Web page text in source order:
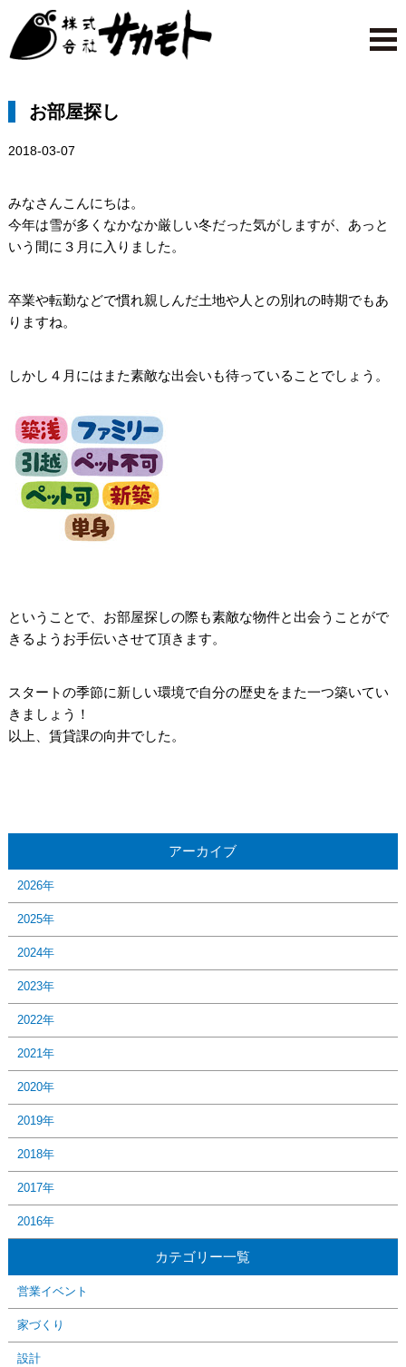
お部屋探し
2018-03-07
みなさんこんにちは。
今年は雪が多くなかなか厳しい冬だった気がしますが、あっと
いう間に３月に入りました。
卒業や転勤などで慣れ親しんだ土地や人との別れの時期でもあ
りますね。
しかし４月にはまた素敵な出会いも待っていることでしょう。
ということで、お部屋探しの際も素敵な物件と出会うことがで
きるようお手伝いさせて頂きます。
スタートの季節に新しい環境で自分の歴史をまた一つ築いてい
きましょう！
以上、賃貸課の向井でした。
アーカイブ
2026年
2025年
2024年
2023年
2022年
2021年
2020年
2019年
2018年
2017年
2016年
カテゴリー一覧
営業イベント
家づくり
設計